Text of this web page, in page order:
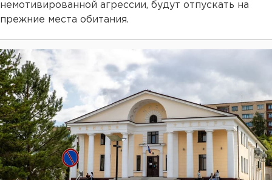
немотивированной агрессии, будут отпускать на
прежние места обитания.